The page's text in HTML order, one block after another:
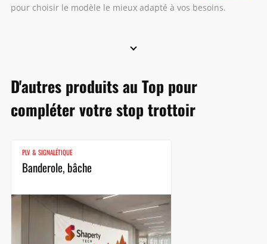
pour choisir le modèle le mieux adapté à vos besoins.
D'autres produits au Top pour
compléter votre stop trottoir
PLV & SIGNALÉTIQUE
Banderole, bâche